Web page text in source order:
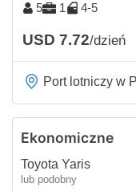
5 1 4-5
USD 7.72/dzień
Port lotniczy w
Ekonomiczne
Toyota Yaris
lub podobny